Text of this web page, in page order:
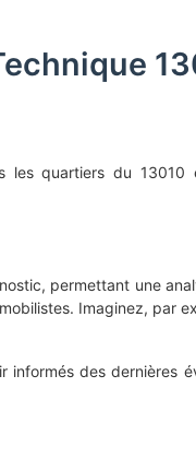
les quartiers du
permettant une
Imaginez, par
informés des dernières